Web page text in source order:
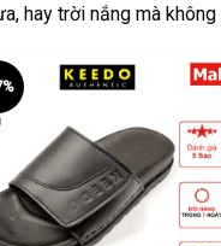
hay trời nắng mà